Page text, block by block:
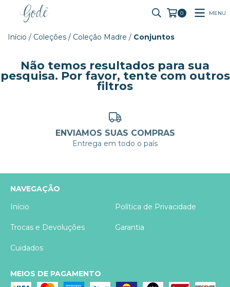
0 MENU
Início / Coleções / Coleção Madre / Conjuntos
Não temos resultados para sua
pesquisa. Por favor, tente com outros
filtros
ENVIAMOS SUAS COMPRAS
Entrega em todo o país
NAVEGAÇÃO
Início
Política de Privacidade
Trocas e Devoluções Garantia
Cuidados
MEIOS DE PAGAMENTO